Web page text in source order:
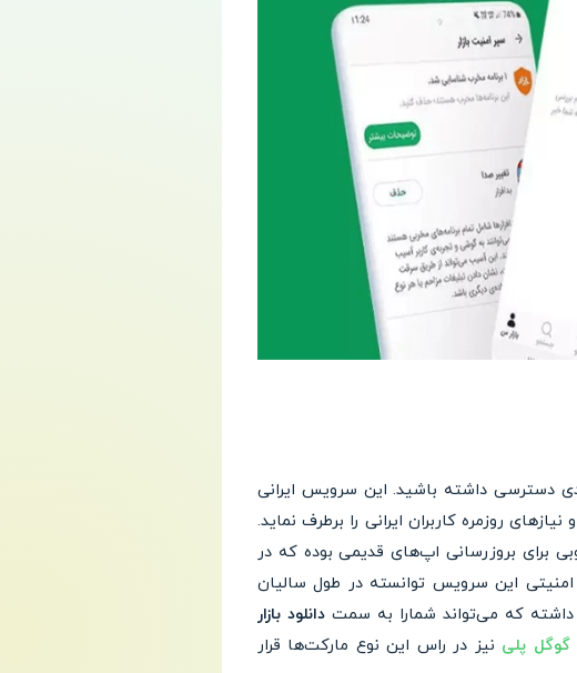
دسترسی داشته باشید. این سرویس ایرانی
روز‌مره کاربران ایرانی را برطرف نماید.
برای بروزرسانی اپ‌های قدیمی بوده که در
این سرویس توانسته در طول سالیان
که می‌تواند شمارا به سمت دانلود بازار
گوگل پلی نیز در راس این نوع مارکت‌ها قرار